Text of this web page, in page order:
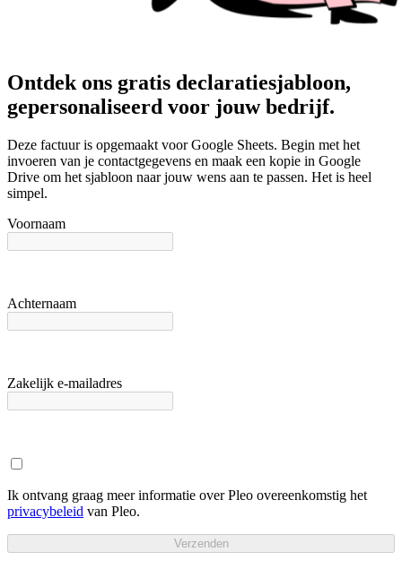
Ontdek ons gratis declaratiesjabloon,
gepersonaliseerd voor jouw bedrijf.
Deze factuur is opgemaakt voor Google Sheets. Begin met het
invoeren van je contactgegevens en maak een kopie in Google
Drive om het sjabloon naar jouw wens aan te passen. Het is heel
simpel.
Voornaam
Achternaam
Zakelijk e-mailadres
Ik ontvang graag meer informatie over Pleo overeenkomstig het
privacybeleid van Pleo.
Verzenden